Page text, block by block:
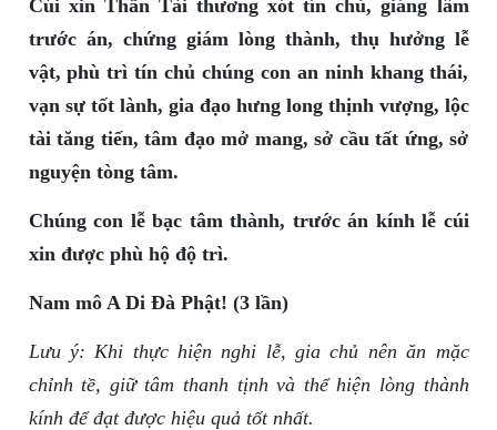
Cúi xin Thần Tài thương xót tín chủ, giáng lâm
trước án, chứng giám lòng thành, thụ hưởng lễ
vật, phù trì tín chủ chúng con an ninh khang thái,
vạn sự tốt lành, gia đạo hưng long thịnh vượng, lộc
tài tăng tiến, tâm đạo mở mang, sở cầu tất ứng, sở
nguyện tòng tâm.
Chúng con lễ bạc tâm thành, trước án kính lễ cúi
xin được phù hộ độ trì.
Nam mô A Di Đà Phật! (3 lần)
Lưu ý: Khi thực hiện nghi lễ, gia chủ nên ăn mặc
chỉnh tề, giữ tâm thanh tịnh và thể hiện lòng thành
kính để đạt được hiệu quả tốt nhất.